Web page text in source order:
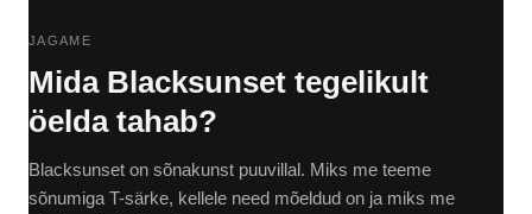
JAGAME
Mida Blacksunset tegelikult
öelda tahab?
Blacksunset on sõnakunst puuvillal. Miks me teeme
sõnumiga T-särke, kellele need mõeldud on ja miks me